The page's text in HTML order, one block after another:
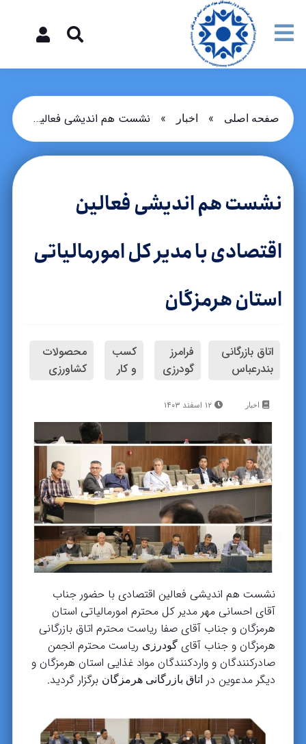
صفحه اصلی » اخبار » نشست هم اندیشی فعالین اقتصادی با مدیر کل امورمالیاتی استان هرمزگان
نشست هم اندیشی فعالین
اقتصادی با مدیر کل امورمالیاتی
استان هرمزگان
اتاق بازرگانی
بندرعباس
فرامرز
گودرزی
کسب
و کار
محصولات
کشاورزی
اخبار ۱۲ اسفند ۱۴۰۳
نشست هم اندیشی فعالین اقتصادی با حضور جناب
آقای احسانی مهر مدیر کل محترم امورمالیاتی استان
هرمزگان و جناب آقای صفا ریاست محترم اتاق بازرگانی
هرمزگان و جناب آقایگودرزی ریاست محترم انجمن
صادرکنندگان و واردکنندگان مواد غذایی استان هرمزگان و
دیگر مدعوین در اتاق بازرگانی هرمزگان برگزار گردید.